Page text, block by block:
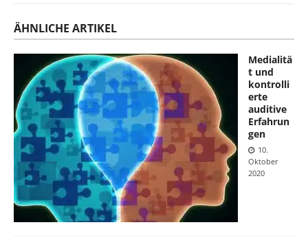
ÄHNLICHE ARTIKEL
Medialitä
t und
kontrolli
erte
auditive
Erfahrun
gen
10.
Oktober
2020